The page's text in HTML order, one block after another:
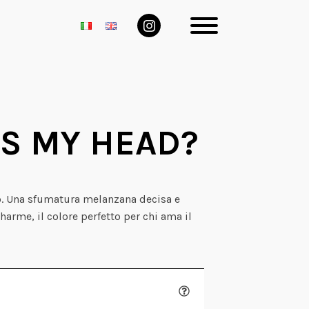
MY HEAD?
sfumatura melanzana decisa e
il colore perfetto per chi ama il